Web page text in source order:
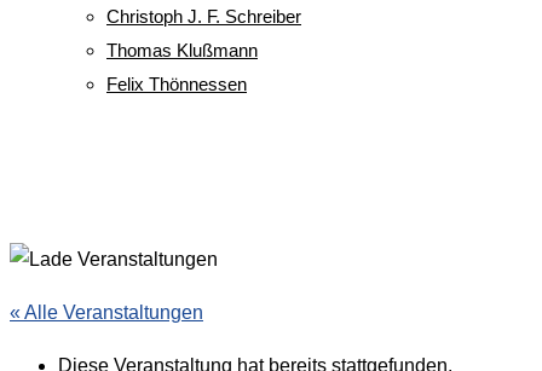
Christoph J. F. Schreiber
Thomas Klußmann
Felix Thönnessen
« Alle Veranstaltungen
Diese Veranstaltung hat bereits stattgefunden.